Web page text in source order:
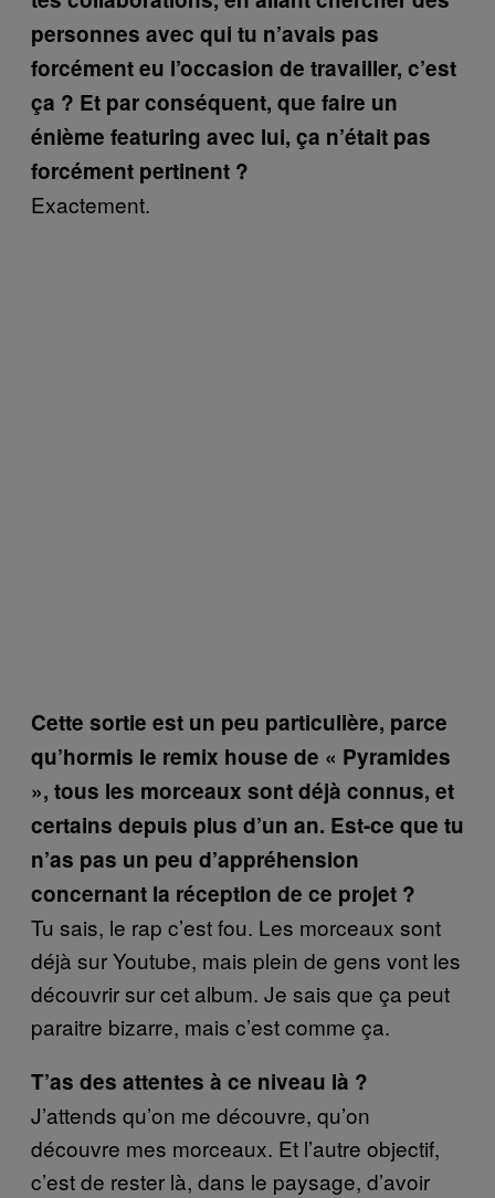
personnes avec qui tu n’avais pas
forcément eu l’occasion de travailler, c’est
ça ? Et par conséquent, que faire un
énième featuring avec lui, ça n’était pas
forcément pertinent ?
Exactement.
Cette sortie est un peu particulière, parce
qu’hormis le remix house de « Pyramides
», tous les morceaux sont déjà connus, et
certains depuis plus d’un an. Est-ce que tu
n’as pas un peu d’appréhension
concernant la réception de ce projet ?
Tu sais, le rap c’est fou. Les morceaux sont
déjà sur Youtube, mais plein de gens vont les
découvrir sur cet album. Je sais que ça peut
paraitre bizarre, mais c’est comme ça.
T’as des attentes à ce niveau là ?
J’attends qu’on me découvre, qu’on
découvre mes morceaux. Et l’autre objectif,
c’est de rester là, dans le paysage, d’avoir